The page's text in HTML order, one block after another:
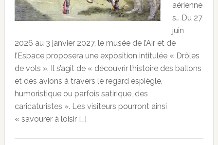
aérienne
s… Du 27
juin
2026 au 3 janvier 2027, le musée de l’Air et de
l’Espace proposera une exposition intitulée « Drôles
de vols ». Il s’agit de « découvrir l’histoire des ballons
et des avions à travers le regard espiègle,
humoristique ou parfois satirique, des
caricaturistes ». Les visiteurs pourront ainsi
« savourer à loisir […]